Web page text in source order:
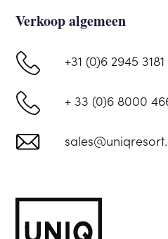
Verkoop algemeen
+31 (0)6 2945 3181
+ 33 (0)6 8000